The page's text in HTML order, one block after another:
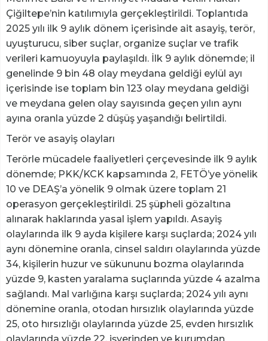
Çiğiltepe’nin katılımıyla gerçekleştirildi. Toplantıda
2025 yılı ilk 9 aylık dönem içerisinde ait asayiş, terör,
uyuşturucu, siber suçlar, organize suçlar ve trafik
verileri kamuoyuyla paylaşıldı. İlk 9 aylık dönemde; il
genelinde 9 bin 48 olay meydana geldiği eylül ayı
içerisinde ise toplam bin 123 olay meydana geldiği
ve meydana gelen olay sayısında geçen yılın aynı
ayına oranla yüzde 2 düşüş yaşandığı belirtildi.
Terör ve asayiş olayları
Terörle mücadele faaliyetleri çerçevesinde ilk 9 aylık
dönemde; PKK/KCK kapsamında 2, FETÖ’ye yönelik
10 ve DEAŞ’a yönelik 9 olmak üzere toplam 21
operasyon gerçekleştirildi. 25 şüpheli gözaltına
alınarak haklarında yasal işlem yapıldı. Asayiş
olaylarında ilk 9 ayda kişilere karşı suçlarda; 2024 yılı
aynı dönemine oranla, cinsel saldırı olaylarında yüzde
34, kişilerin huzur ve sükununu bozma olaylarında
yüzde 9, kasten yaralama suçlarında yüzde 4 azalma
sağlandı. Mal varlığına karşı suçlarda; 2024 yılı aynı
dönemine oranla, otodan hırsızlık olaylarında yüzde
25, oto hırsızlığı olaylarında yüzde 25, evden hırsızlık